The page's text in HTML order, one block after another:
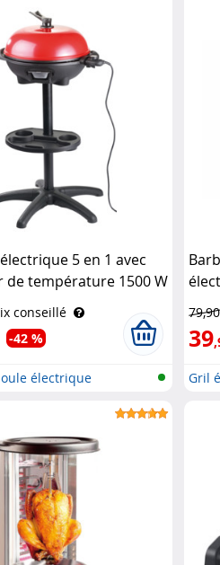
5 en 1 avec
de température 1500 W
& Söhne
conseillé
-42 %
électrique
39
Gril